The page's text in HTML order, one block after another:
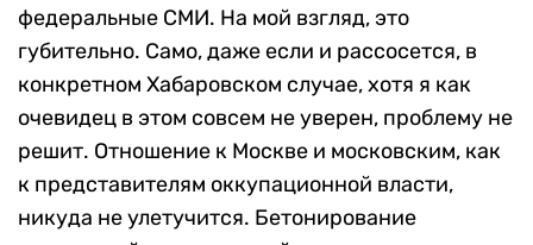
федеральные СМИ. На мой взгляд, это
губительно. Само, даже если и рассосется, в
конкретном Хабаровском случае, хотя я как
очевидец в этом совсем не уверен, проблему не
решит. Отношение к Москве и московским, как
к представителям оккупационной власти,
никуда не улетучится. Бетонирование